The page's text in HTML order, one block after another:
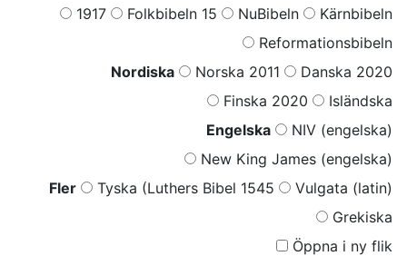
1917
Folkbibeln 15 NuBibeln
Kärnbibeln
Reformationsbibeln
Nordiska
Norska 2011
Danska 2020
Finska 2020
Isländska
Engelska
NIV (engelska)
New King James (engelska)
Fler
Tyska (Luthers Bibel 1545
Vulgata (latin)
Grekiska
Öppna i ny flik